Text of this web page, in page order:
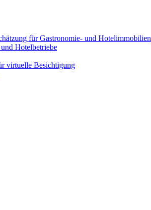
für Gastronomie- und Hotelimmobilien
Hotelbetriebe
virtuelle Besichtigung